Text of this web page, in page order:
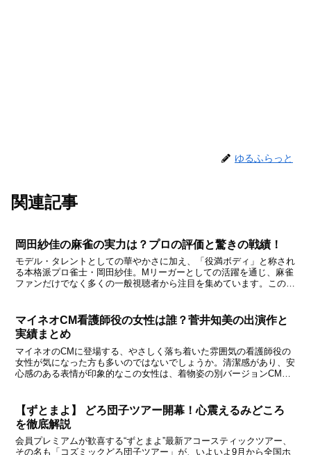
ゆるふらっと
関連記事
岡田紗佳の麻雀の実力は？プロの評価と驚きの戦績！
モデル・タレントとしての華やかさに加え、「役満ボディ」と称され
る本格派プロ雀士・岡田紗佳。Mリーガーとしての活躍を通じ、麻雀
ファンだけでなく多くの一般視聴者から注目を集めています。この記
マイネオCM看護師役の女性は誰？菅井知美の出演作と
実績まとめ
マイネオのCMに登場する、やさしく落ち着いた雰囲気の看護師役の
女性が気になった方も多いのではないでしょうか。清潔感があり、安
心感のある表情が印象的なこの女性は、着物姿の別バージョンCMに
【ずとまよ】 どろ団子ツアー開幕！心震えるみどころ
を徹底解説
会員プレミアムが歓喜する“ずとまよ”最新アコースティックツアー、
その名も「コズミックどろ団子ツアー」が、いよいよ9月から全国ホ